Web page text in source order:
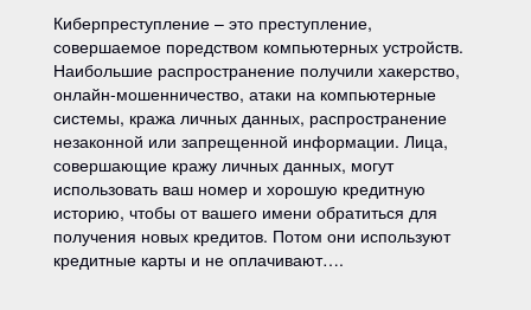
Киберпреступление – это преступление,
совершаемое поредством компьютерных устройств.
Наибольшие распространение получили хакерство,
онлайн-мошенничество, атаки на компьютерные
системы, кража личных данных, распространение
незаконной или запрещенной информации. Лица,
совершающие кражу личных данных, могут
использовать ваш номер и хорошую кредитную
историю, чтобы от вашего имени обратиться для
получения новых кредитов. Потом они используют
кредитные карты и не оплачивают….